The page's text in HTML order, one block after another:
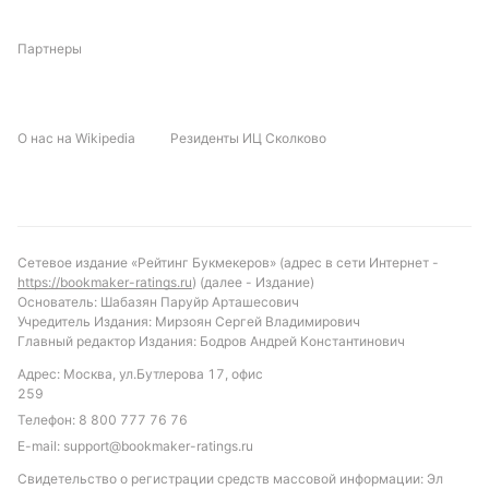
последних встреч, можно ожидать, что Сивасспор
стабильности в последних играх. Также стоит
дополнительные возможности для ставок.
Обновлено:
Автор
Максим Максименко
Подписаться
Партнеры
О нас на Wikipedia Резиденты ИЦ Сколково
Сетевое издание «Рейтинг Букмекеров» (адрес в сети Интернет -
https://bookmaker-ratings.ru) (далее - Издание)
Основатель: Шабазян Паруйр Арташесович
Учредитель Издания: Мирзоян Сергей Владимирович
Главный редактор Издания: Бодров Андрей Константинович
Адрес: Москва, ул.Бутлерова 17, офис
259
Телефон: 8 800 777 76 76
E-mail: support@bookmaker-ratings.ru
Свидетельство о регистрации средств массовой информации: Эл